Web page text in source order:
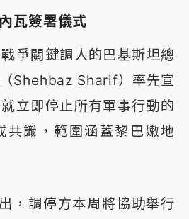
瓦簽署儀式
爭關鍵調人的巴基斯坦總
Shehbaz Sharif）率先宣
立即停止所有軍事行動的
共識，範圍涵蓋黎巴嫩地
，調停方本周將協助舉行